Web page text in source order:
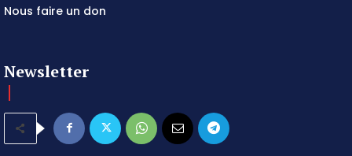
Nous faire un don
Newsletter